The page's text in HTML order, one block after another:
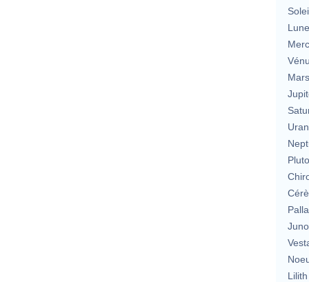
Lune
Mars
Lilith